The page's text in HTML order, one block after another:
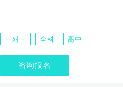
一对一 全科 高中
咨询报名